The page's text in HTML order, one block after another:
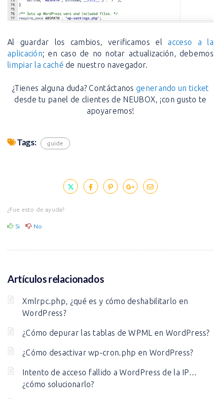
Al guardar los cambios, verificamos el acceso a la
aplicación; en caso de no notar actualización, debemos
limpiar la caché de nuestro navegador.
¿Tienes alguna duda? Contáctanosgenerando un ticket
desde tu panel de clientes de NEUBOX, ¡con gusto te
apoyaremos!
Tags: guide
¿Fue esto de ayuda?
Si No
Artículos relacionados
Xmlrpc.php, ¿qué es y cómo deshabilitarlo en
WordPress?
¿Cómo depurar las tablas de WPML en WordPress?
¿Cómo desactivar wp-cron.php en WordPress?
Intento de acceso fallido a WordPress de la IP…
¿cómo solucionarlo?